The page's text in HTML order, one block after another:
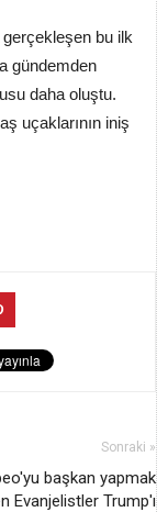
bu ilk
gündemden
daha oluştu.
uçaklarının iniş
Sonraki »
başkan yapmak
Evanjelistler Trump'ı